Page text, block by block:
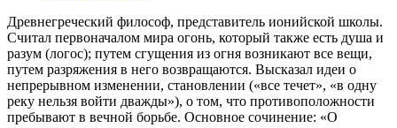
Древнегреческий философ, представитель ионийской школы.
Считал первоначалом мира огонь, который также есть душа и
разум (логос); путем сгущения из огня возникают все вещи,
путем разряжения в него возвращаются. Высказал идеи о
непрерывном изменении, становлении («все течет», «в одну
реку нельзя войти дважды»), о том, что противоположности
пребывают в вечной борьбе. Основное сочинение: «О